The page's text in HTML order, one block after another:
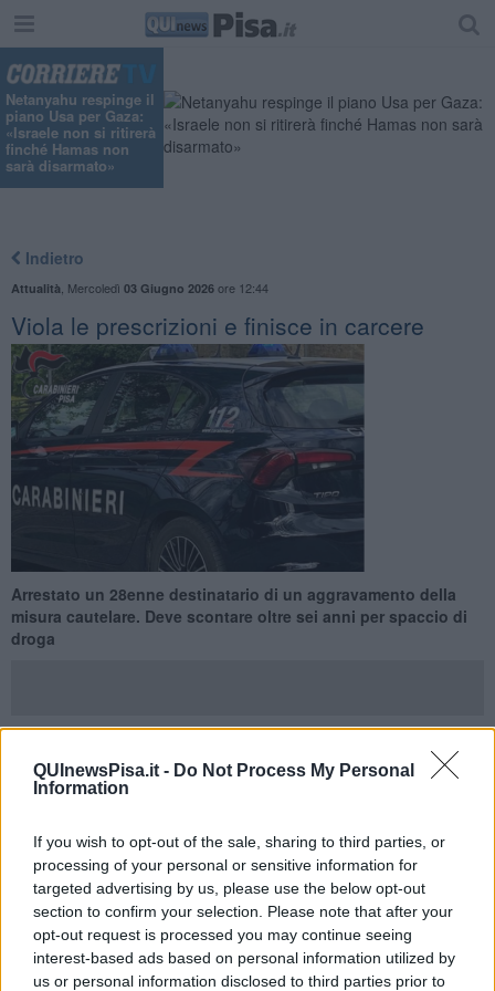
QUInewsPisa.it - Do Not Process My Personal
Information
If you wish to opt-out of the sale, sharing to third parties, or
processing of your personal or sensitive information for
targeted advertising by us, please use the below opt-out
section to confirm your selection. Please note that after your
opt-out request is processed you may continue seeing
interest-based ads based on personal information utilized by
us or personal information disclosed to third parties prior to
Netanyahu respinge il
piano Usa per Gaza:
«Israele non si ritirerà
finché Hamas non
sarà disarmato»
Indietro
Attualità Mercoledì 03 Giugno 2026ore 12:44
Viola le prescrizioni e finisce in carcere
Arrestato un 28enne destinatario di un aggravamento della
misura cautelare. Deve scontare oltre sei anni per spaccio di
droga
PISA —È stato arrestato dai Carabinieridella Stazione di Pisa
cittadino straniero di 28 anni
Sorveglianza di Pisa.
L'intervento è avvenuto nel pomeriggio del 1° Giugno. Il
provvedimento dispone la custodia in carcere in sostituzione della
precedente misuradell'affidamento in prova ai servizi sociali, a
seguito delle ripetute violazioni delle prescrizioni imposte
dall'Autorità giudiziaria.